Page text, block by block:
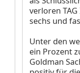
verloren
sechs und
Unter den
ein Prozent
Goldman